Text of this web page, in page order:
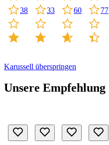
38 33 60 77
Karussell überspringen
Unsere Empfehlung